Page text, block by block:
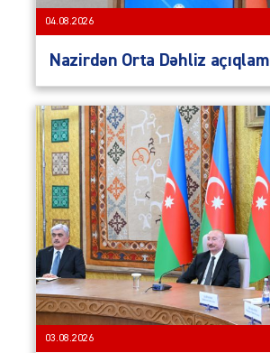
04.08.2026
Nazirdən Orta Dəhliz
03.08.2026